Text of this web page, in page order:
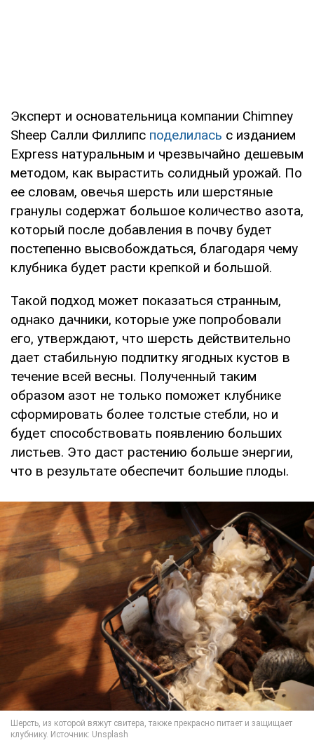
Эксперт и основательница компании Chimney
Sheep Салли Филлипс поделилась с изданием
Express натуральным и чрезвычайно дешевым
методом, как вырастить солидный урожай. По
ее словам, овечья шерсть или шерстяные
гранулы содержат большое количество азота,
который после добавления в почву будет
постепенно высвобождаться, благодаря чему
клубника будет расти крепкой и большой.
Такой подход может показаться странным,
однако дачники, которые уже попробовали
его, утверждают, что шерсть действительно
дает стабильную подпитку ягодных кустов в
течение всей весны. Полученный таким
образом азот не только поможет клубнике
сформировать более толстые стебли, но и
будет способствовать появлению больших
листьев. Это даст растению больше энергии,
что в результате обеспечит большие плоды.